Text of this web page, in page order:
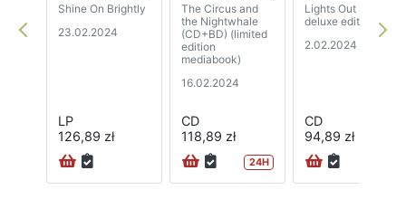
Shine On Brightly
23.02.2024
LP
126,89 zł
The Circus and
the Nightwhale
(CD+BD) (limited
edition
mediabook)
16.02.2024
CD
118,89 zł
24H
Lights Out (2CD
deluxe edition)
2.02.2024
CD
94,89 zł